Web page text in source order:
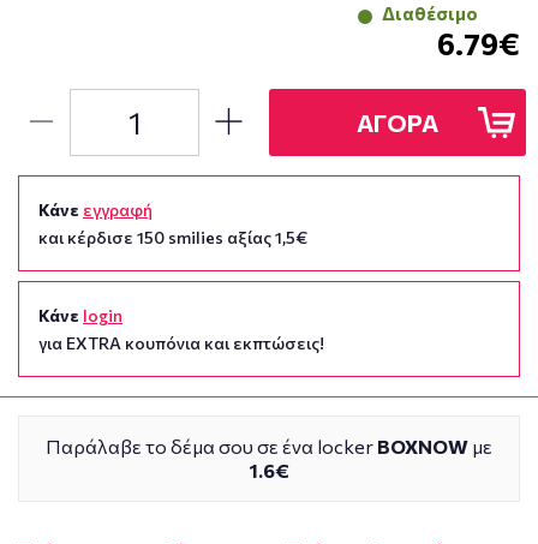
Διαθέσιμο
6.79€
ΑΓΟΡΑ
Κάνε εγγραφή
και κέρδισε 150 smilies αξίας 1,5€
Κάνε login
για EXTRA κουπόνια και εκπτώσεις!
Παράλαβε το δέμα σου σε ένα locker BOXNOW με
1.6€